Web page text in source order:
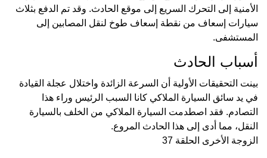
الأمنية إلى التحرك السريع إلى موقع الحادث. وقد تم الدفع بثلاث
سيارات إسعاف من نقطة إسعاف طوخ لنقل المصابين إلى
المستشفى.
أسباب الحادث
بينت التحقيقات الأولية أن السرعة الزائدة واختلال عجلة القيادة
في يد سائق السيارة الملاكي كانا السبب الرئيس وراء هذا
التصادم. فقد اصطدمت السيارة الملاكي من الخلف بالسيارة
النقل، مما أدى إلى هذا الحادث المروع.
الزوجة الأخرى الحلقة 37